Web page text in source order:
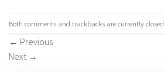
Both comments and trackbacks are currently closed.
← Previous
Next →